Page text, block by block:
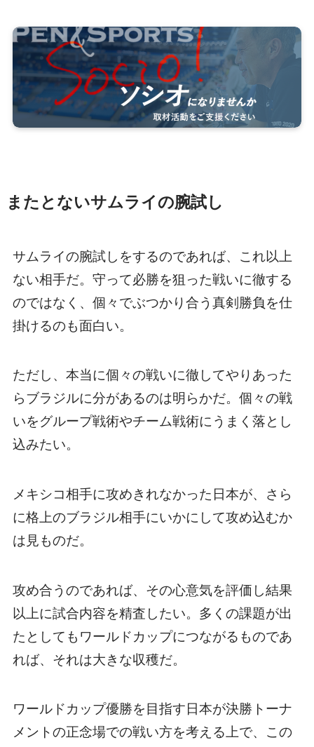
またとないサムライの腕試し
サムライの腕試しをするのであれば、これ以上
ない相手だ。守って必勝を狙った戦いに徹する
のではなく、個々でぶつかり合う真剣勝負を仕
掛けるのも面白い。
ただし、本当に個々の戦いに徹してやりあった
らブラジルに分があるのは明らかだ。個々の戦
いをグループ戦術やチーム戦術にうまく落とし
込みたい。
メキシコ相手に攻めきれなかった日本が、さら
に格上のブラジル相手にいかにして攻め込むか
は見ものだ。
攻め合うのであれば、その心意気を評価し結果
以上に試合内容を精査したい。多くの課題が出
たとしてもワールドカップにつながるものであ
れば、それは大きな収穫だ。
ワールドカップ優勝を目指す日本が決勝トーナ
メントの正念場での戦い方を考える上で、この